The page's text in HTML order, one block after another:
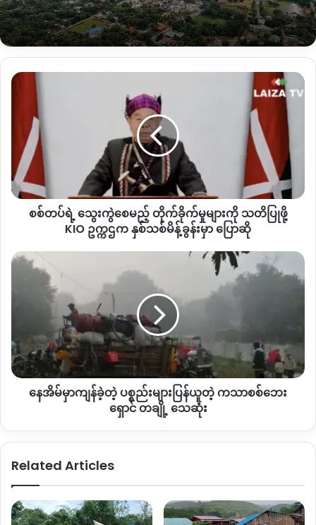
“တကယ်လို့ မကောက်မနေရဆိုရင်တောင် တစ်နှစ်လုံးအတွက်
မဟုတ်ဘဲနဲ့ တစ်ချို့ဆိုရင် တစ်နှစ်လုံးမှာမှ ၅ ခေါက်၆ခေါက်
လောက်ဘဲ ထွက်နိုင်တယ်။ တစ်နှစ်မှ ၅ခေါက်၆ခေါက်ဘဲ ထွက်နိုင်
မရှိဘူး။ ကျွန်တော်တို့ ကားပိုင်ရှင်တွေက ကားသမားတွေကို
ကျွေးမွေးနေသလိုဘဲ ဖြစ်သွားတယ်
KIO အစိုးရအနေနဲ့ ဘဏ္ဍာရေးဌာန(Sut Gan dap)
က သတ်မှတ်
ထားတဲ့အတိုင်း
ကုန်ပစ္စည်းတွေပေါ်မူတည်ပြီး အရင်နှစ်တွေတုန်းက
အတိုင်း မပြောင်းလဲဘဲ ကောက်ခံနေဆဲဖြစ်တယ်လို့ သိရပါတယ်။
ဒီစားသောက်ကုန်တွေကိုတော့ ၂ ရာခိုင်နှုန်းကောက်တယ် သူ့ရဲ့
ဈေးနှုန်းပေါ်မူတည်ပြီး ဆေးလိပ်အရက်တွေကိုတော့ ၈ ရာခိုင်းနှုန်း
ကောက်တယ်။ ဘဏ္ဍာရေးဌာနက ထုတ်ပြန်ထားတဲ့ စာတမ်းမှာ
ကတော့ မျိုးစုံရေးထားပြီး အဲဒီထဲက အတိုင်းကောက်တယ်။ အစိုးရ
က သတ်မှတ်ထားတဲ့ တရားနဲ့ အညီ တခြားပုံစံမျိုးနဲ့ ပိုလည်း
ကောက်လို့မရသလို ကောက်လည်း မကောက်
”လို့KIOအစိုးရ ဘဏ္ဍာရေးဌာနရဲ့ တာဝန်ရှိသူ အမျိုးသား တစ်
ကေအိုင်အို အစိုးရက သွင်းကုန်နဲ့ ပို့ကုန် အခွန်စည်းကြပ်မှုတွေ
ကို ၂၀၂၅ မေလနောက်ဆုံးပတ် ကစပြီး ကန်ပိုင်တီ
မြို့ စုပေါင်းဂိတ်မှာ လူဝင်မှုကြီးကြပ်ရေး လဝကရုံး၊ ရဲတပ်ဖွဲ့၊
စီးပွားရေးဌာန နဲ့ ဘဏ္ဍာရေးဌာနတွေကို ထားရှိပြီး ကောက်ခံနေတာ
ဖြစ်ပါတယ်။
စစ်တပ်
သွေးကွဲ
တိုက်ခိုက်
မှု
များ
KIO
ဥက္ကဌ
န့်
ခွန်း
မှာ
ပြောဆို
စစ်တပ်ရဲ့ သွေးကွဲစေမည့် တိုက်ခိုက်မှုများကို သတိပြုဖို့
KIO ဥက္ကဌက နှစ်သစ်မိန့်ခွန်းမှာ ပြောဆို
နေအိမ်
များ
ပြန်ယူ
တဲ့ က
သေဆုံး
နေအိမ်မှာကျန်ခဲ့တဲ့ ပစ္စည်းများပြန်ယူတဲ့ ကသာစစ်ဘေး
ရှောင် တချို့ သေဆုံး
Related Articles